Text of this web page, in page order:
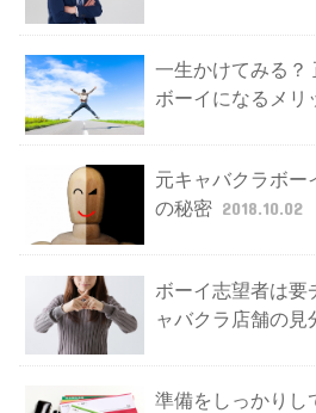
一生かけてみる？
ボーイになるメリ
元キャバクラボー
の秘密 2018.10.02
ボーイ志望者は要
ャバクラ店舗の見
準備をしっかりし